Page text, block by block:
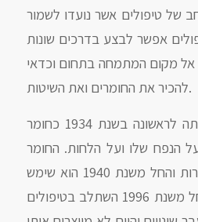
של טיפולים אשר נועדו לשמור
אפשר לבצע בדרכים שונות
מקום המתמחה בתחום וכדאי
להכיר את החומרים ואת השיטות.
חומצה היאלורונית התגלתה לראשונה בשנת 1934 כחומר
הנפח שלו ועל הלחות. החומר
הראשוני התגלה אצל הפרות והחל משנת 1940 הוא שימש
לפעולות שונות, עד שהחל משנת 1996 השתלב בטיפולים